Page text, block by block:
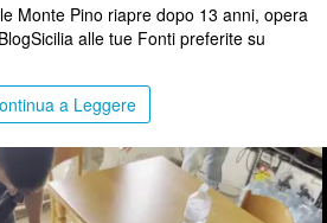
Monte Pino riapre dopo 13 anni, opera
alle tue Fonti preferite su
a Leggere